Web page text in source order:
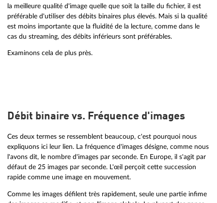
la meilleure qualité d'image quelle que soit la taille du fichier, il est
préférable d'utiliser des débits binaires plus élevés. Mais si la qualité
est moins importante que la fluidité de la lecture, comme dans le
cas du streaming, des débits inférieurs sont préférables.
Examinons cela de plus près.
Débit binaire vs. Fréquence d'images
Ces deux termes se ressemblent beaucoup, c'est pourquoi nous
expliquons ici leur lien. La fréquence d'images désigne, comme nous
l'avons dit, le nombre d'images par seconde. En Europe, il s'agit par
défaut de 25 images par seconde. L'œil perçoit cette succession
rapide comme une image en mouvement.
Comme les images défilent très rapidement, seule une partie infime